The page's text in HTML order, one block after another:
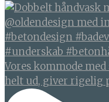
Vores kommode
helt ud, giver rigelig